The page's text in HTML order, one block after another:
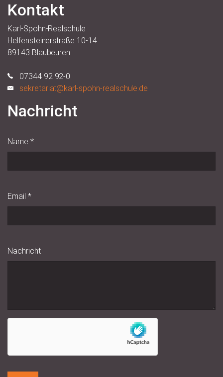
Kontakt
Karl-Spohn-Realschule
Helfensteinerstraße 10-14
89143 Blaubeuren
07344 92 92-0
sekretariat@karl-spohn-realschule.de
Nachricht
Name *
Email *
Nachricht